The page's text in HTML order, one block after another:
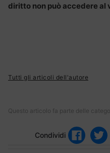
diritto non può accedere al
Tutti gli articoli dell'autore
Questo articolo fa parte delle
Condividi